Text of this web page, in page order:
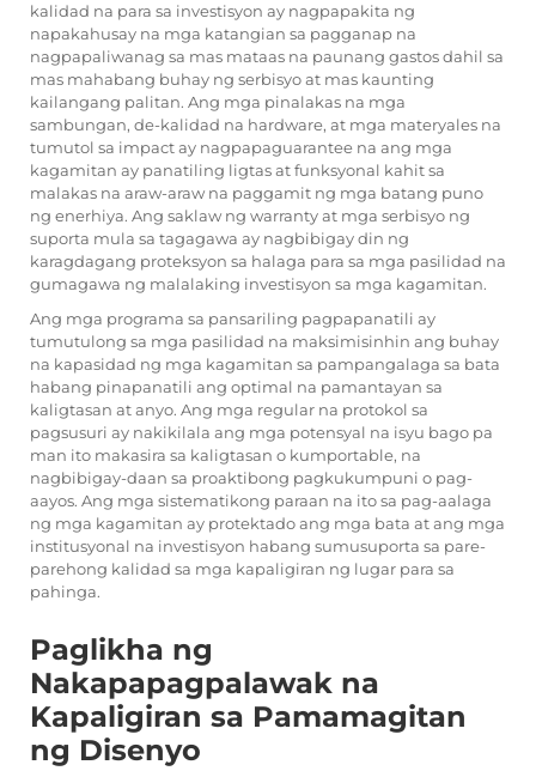
kalidad na para sa investisyon ay nagpapakita ng
napakahusay na mga katangian sa pagganap na
nagpapaliwanag sa mas mataas na paunang gastos dahil sa
mas mahabang buhay ng serbisyo at mas kaunting
kailangang palitan. Ang mga pinalakas na mga
sambungan, de-kalidad na hardware, at mga materyales na
tumutol sa impact ay nagpapaguarantee na ang mga
kagamitan ay panatiling ligtas at funksyonal kahit sa
malakas na araw-araw na paggamit ng mga batang puno
ng enerhiya. Ang saklaw ng warranty at mga serbisyo ng
suporta mula sa tagagawa ay nagbibigay din ng
karagdagang proteksyon sa halaga para sa mga pasilidad na
gumagawa ng malalaking investisyon sa mga kagamitan.
Ang mga programa sa pansariling pagpapanatili ay
tumutulong sa mga pasilidad na maksimisinhin ang buhay
na kapasidad ng mga kagamitan sa pampangalaga sa bata
habang pinapanatili ang optimal na pamantayan sa
kaligtasan at anyo. Ang mga regular na protokol sa
pagsusuri ay nakikilala ang mga potensyal na isyu bago pa
man ito makasira sa kaligtasan o kumportable, na
nagbibigay-daan sa proaktibong pagkukumpuni o pag-
aayos. Ang mga sistematikong paraan na ito sa pag-aalaga
ng mga kagamitan ay protektado ang mga bata at ang mga
institusyonal na investisyon habang sumusuporta sa pare-
parehong kalidad sa mga kapaligiran ng lugar para sa
pahinga.
Paglikha ng
Nakapapagpalawak na
Kapaligiran sa Pamamagitan
ng Disenyo